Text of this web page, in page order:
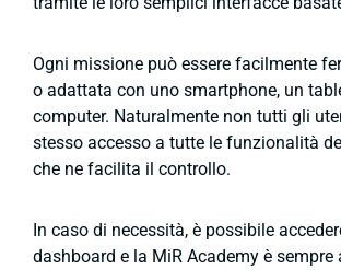
Ogni missione può essere facilmente
o adattata con uno smartphone, un
computer. Naturalmente non tutti gli
stesso accesso a tutte le funzionalità
che ne facilita il controllo.
In caso di necessità, è possibile
dashboard e la MiR Academy è sempre